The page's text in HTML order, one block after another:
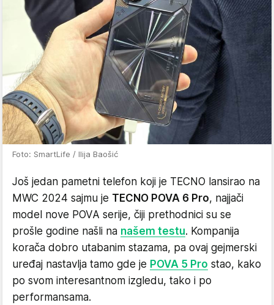
Foto: SmartLife / Ilija Baošić
Još jedan pametni telefon koji je TECNO lansirao na
MWC 2024 sajmu je TECNO POVA 6 Pro, najjači
model nove POVA serije, čiji prethodnici su se
prošle godine našli na našem testu. Kompanija
korača dobro utabanim stazama, pa ovaj gejmerski
uređaj nastavlja tamo gde je POVA 5 Pro stao, kako
po svom interesantnom izgledu, tako i po
performansama.